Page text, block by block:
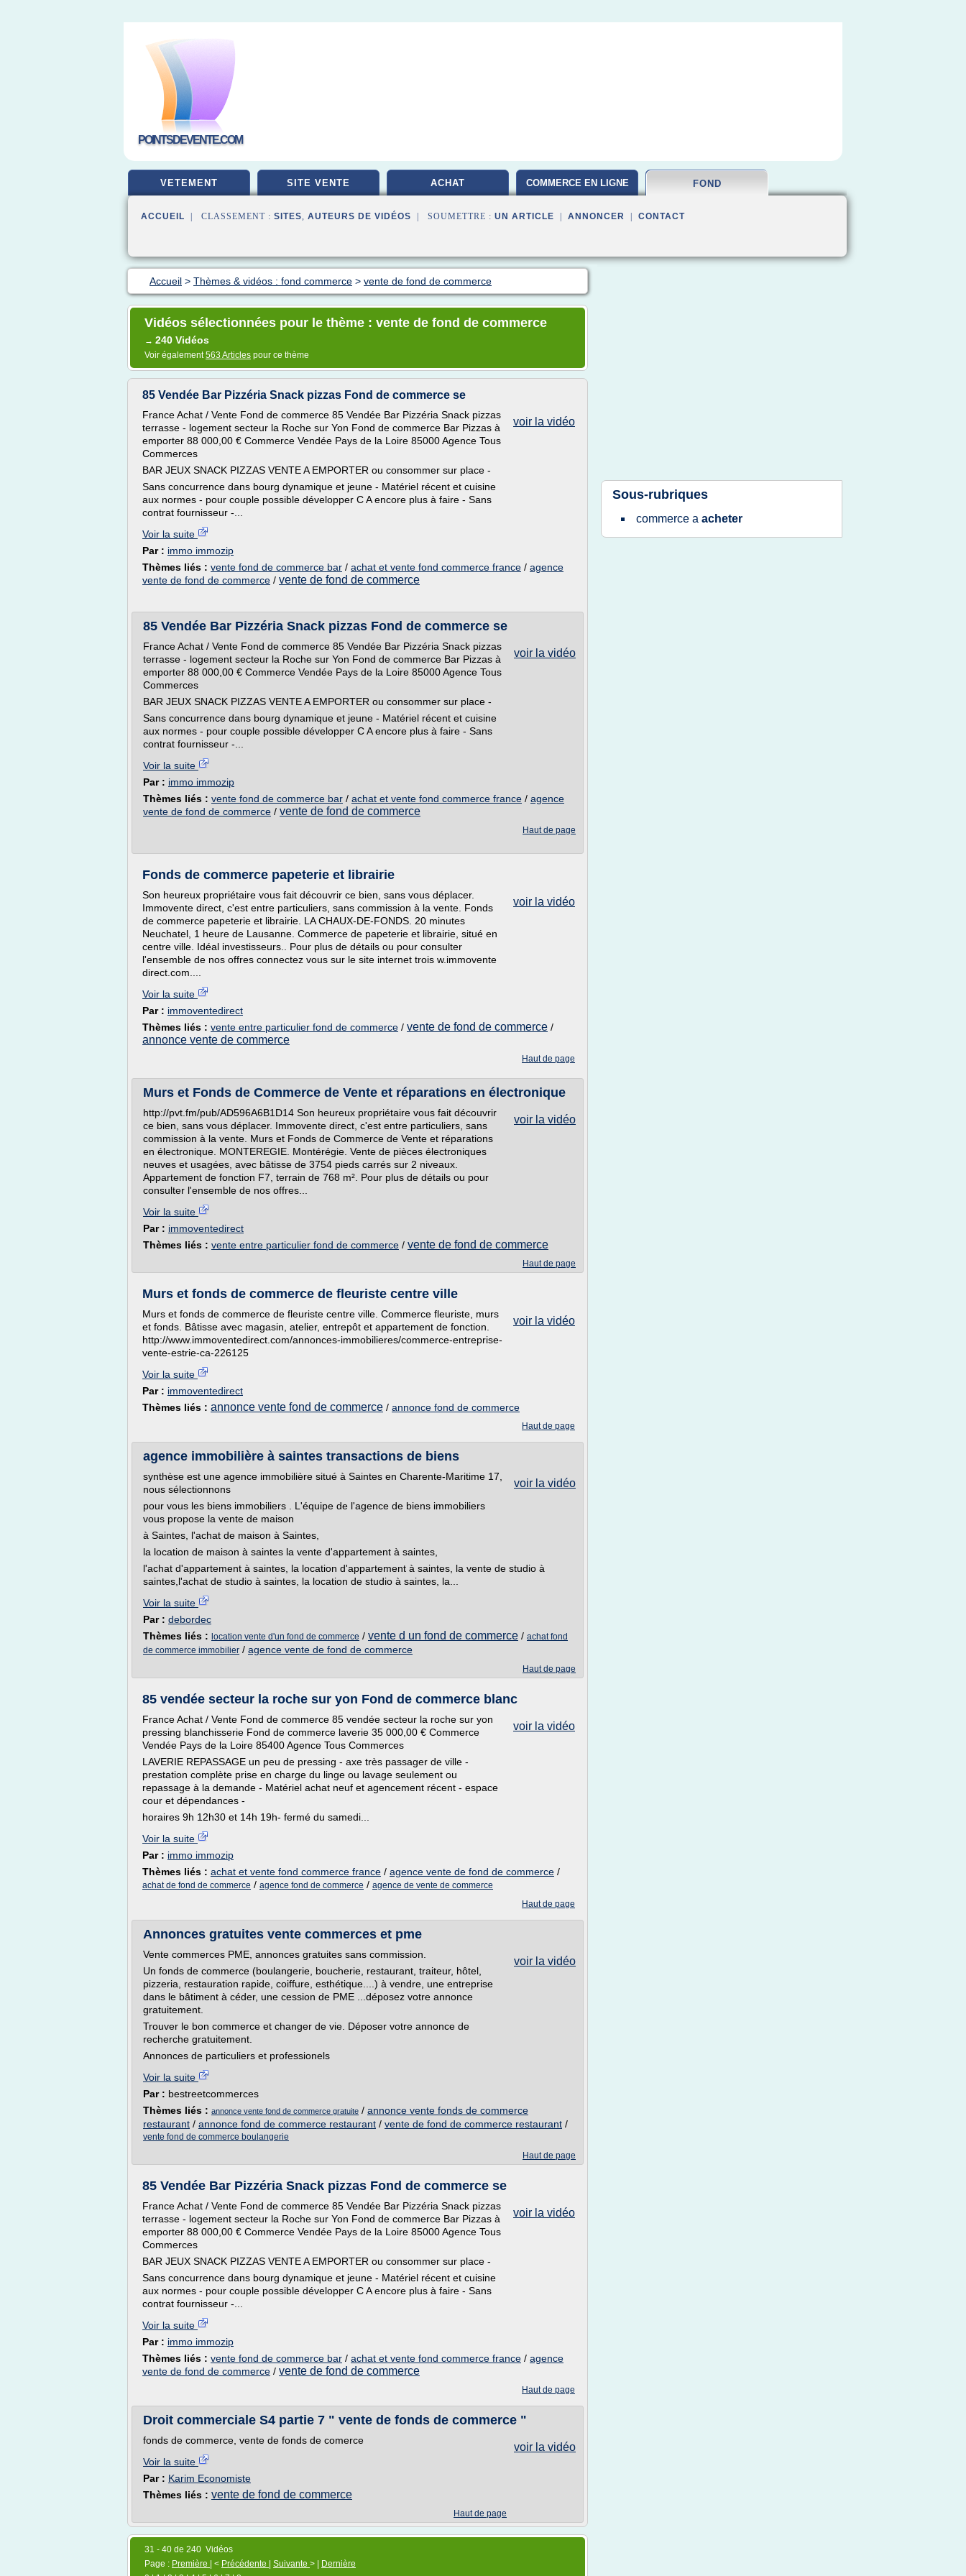
POINTSDEVENTE.COM
VETEMENT SITE VENTE ACHAT COMMERCE EN LIGNE FOND
ACCUEIL | CLASSEMENT : SITES, AUTEURS DE VIDÉOS | SOUMETTRE : UN ARTICLE ANNONCER CONTACT
Accueil > Thèmes & vidéos : fond commerce > vente de fond de commerce
Vidéos sélectionnées pour le thème : vente de fond de commerce
→ 240 Vidéos
Voir également563 Articles pour ce thème
85 Vendée Bar Pizzéria Snack pizzas Fond de commerce se
voir la vidéo
France Achat / Vente Fond de commerce 85 Vendée Bar Pizzéria Snack pizzas
terrasse - logement secteur la Roche sur Yon Fond de commerce Bar Pizzas à
emporter 88 000,00 € Commerce Vendée Pays de la Loire 85000 Agence Tous
Commerces
BAR JEUX SNACK PIZZAS VENTE A EMPORTER ou consommer sur place -
Sans concurrence dans bourg dynamique et jeune - Matériel récent et cuisine
aux normes - pour couple possible développer C A encore plus à faire - Sans
contrat fournisseur -...
Voir la suite
Par : immo immozip
Thèmes liés : vente fond de commerce bar / achat et vente fond commerce france / agence
vente de fond de commerce / vente de fond de commerce
85 Vendée Bar Pizzéria Snack pizzas Fond de commerce se
voir la vidéo
France Achat / Vente Fond de commerce 85 Vendée Bar Pizzéria Snack pizzas
terrasse - logement secteur la Roche sur Yon Fond de commerce Bar Pizzas à
emporter 88 000,00 € Commerce Vendée Pays de la Loire 85000 Agence Tous
Commerces
BAR JEUX SNACK PIZZAS VENTE A EMPORTER ou consommer sur place -
Sans concurrence dans bourg dynamique et jeune - Matériel récent et cuisine
aux normes - pour couple possible développer C A encore plus à faire - Sans
contrat fournisseur -...
Voir la suite
Par : immo immozip
Thèmes liés : vente fond de commerce bar / achat et vente fond commerce france / agence
vente de fond de commerce / vente de fond de commerce
Haut de page
Fonds de commerce papeterie et librairie
voir la vidéo
Son heureux propriétaire vous fait découvrir ce bien, sans vous déplacer.
Immovente direct, c'est entre particuliers, sans commission à la vente. Fonds
de commerce papeterie et librairie. LA CHAUX-DE-FONDS. 20 minutes
Neuchatel, 1 heure de Lausanne. Commerce de papeterie et librairie, situé en
centre ville. Idéal investisseurs.. Pour plus de détails ou pour consulter
l'ensemble de nos offres connectez vous sur le site internet trois w.immovente
direct.com....
Voir la suite
Par : immoventedirect
Thèmes liés : vente entre particulier fond de commerce / vente de fond de commerce /
annonce vente de commerce
Haut de page
Murs et Fonds de Commerce de Vente et réparations en électronique
voir la vidéo
http://pvt.fm/pub/AD596A6B1D14 Son heureux propriétaire vous fait découvrir
ce bien, sans vous déplacer. Immovente direct, c'est entre particuliers, sans
commission à la vente. Murs et Fonds de Commerce de Vente et réparations
en électronique. MONTEREGIE. Montérégie. Vente de pièces électroniques
neuves et usagées, avec bâtisse de 3754 pieds carrés sur 2 niveaux.
Appartement de fonction F7, terrain de 768 m². Pour plus de détails ou pour
consulter l'ensemble de nos offres...
Voir la suite
Par : immoventedirect
Thèmes liés : vente entre particulier fond de commerce / vente de fond de commerce
Haut de page
Murs et fonds de commerce de fleuriste centre ville
voir la vidéo
Murs et fonds de commerce de fleuriste centre ville. Commerce fleuriste, murs
et fonds. Bâtisse avec magasin, atelier, entrepôt et appartement de fonction.
http://www.immoventedirect.com/annonces-immobilieres/commerce-entreprise-
vente-estrie-ca-226125
Voir la suite
Par : immoventedirect
Thèmes liés : annonce vente fond de commerce / annonce fond de commerce
Haut de page
agence immobilière à saintes transactions de biens
voir la vidéo
synthèse est une agence immobilière situé à Saintes en Charente-Maritime 17,
nous sélectionnons
pour vous les biens immobiliers . L'équipe de l'agence de biens immobiliers
vous propose la vente de maison
à Saintes, l'achat de maison à Saintes,
la location de maison à saintes la vente d'appartement à saintes,
l'achat d'appartement à saintes, la location d'appartement à saintes, la vente de studio à
saintes,l'achat de studio à saintes, la location de studio à saintes, la...
Voir la suite
Par : debordec
Thèmes liés : location vente d'un fond de commerce / vente d un fond de commerce / achat fond
de commerce immobilier / agence vente de fond de commerce
Haut de page
85 vendée secteur la roche sur yon Fond de commerce blanc
voir la vidéo
France Achat / Vente Fond de commerce 85 vendée secteur la roche sur yon
pressing blanchisserie Fond de commerce laverie 35 000,00 € Commerce
Vendée Pays de la Loire 85400 Agence Tous Commerces
LAVERIE REPASSAGE un peu de pressing - axe très passager de ville -
prestation complète prise en charge du linge ou lavage seulement ou
repassage à la demande - Matériel achat neuf et agencement récent - espace
cour et dépendances -
horaires 9h 12h30 et 14h 19h- fermé du samedi...
Voir la suite
Par : immo immozip
Thèmes liés : achat et vente fond commerce france / agence vente de fond de commerce /
achat de fond de commerce / agence fond de commerce / agence de vente de commerce
Haut de page
Annonces gratuites vente commerces et pme
voir la vidéo
Vente commerces PME, annonces gratuites sans commission.
Un fonds de commerce (boulangerie, boucherie, restaurant, traiteur, hôtel,
pizzeria, restauration rapide, coiffure, esthétique....) à vendre, une entreprise
dans le bâtiment à céder, une cession de PME ...déposez votre annonce
gratuitement.
Trouver le bon commerce et changer de vie. Déposer votre annonce de
recherche gratuitement.
Annonces de particuliers et professionels
Voir la suite
Par : bestreetcommerces
Thèmes liés : annonce vente fond de commerce gratuite / annonce vente fonds de commerce
restaurant / annonce fond de commerce restaurant / vente de fond de commerce restaurant /
vente fond de commerce boulangerie
Haut de page
85 Vendée Bar Pizzéria Snack pizzas Fond de commerce se
voir la vidéo
France Achat / Vente Fond de commerce 85 Vendée Bar Pizzéria Snack pizzas
terrasse - logement secteur la Roche sur Yon Fond de commerce Bar Pizzas à
emporter 88 000,00 € Commerce Vendée Pays de la Loire 85000 Agence Tous
Commerces
BAR JEUX SNACK PIZZAS VENTE A EMPORTER ou consommer sur place -
Sans concurrence dans bourg dynamique et jeune - Matériel récent et cuisine
aux normes - pour couple possible développer C A encore plus à faire - Sans
contrat fournisseur -...
Voir la suite
Par : immo immozip
Thèmes liés : vente fond de commerce bar / achat et vente fond commerce france / agence
vente de fond de commerce / vente de fond de commerce
Haut de page
Droit commerciale S4 partie 7 " vente de fonds de commerce "
voir la vidéo
fonds de commerce, vente de fonds de comerce
Voir la suite
Par : Karim Economiste
Thèmes liés : vente de fond de commerce
Haut de page
31 - 40 de 240 Vidéos
Page : Première | < Précédente Suivante > |
Dernière
Sous-rubriques
commerce a acheter